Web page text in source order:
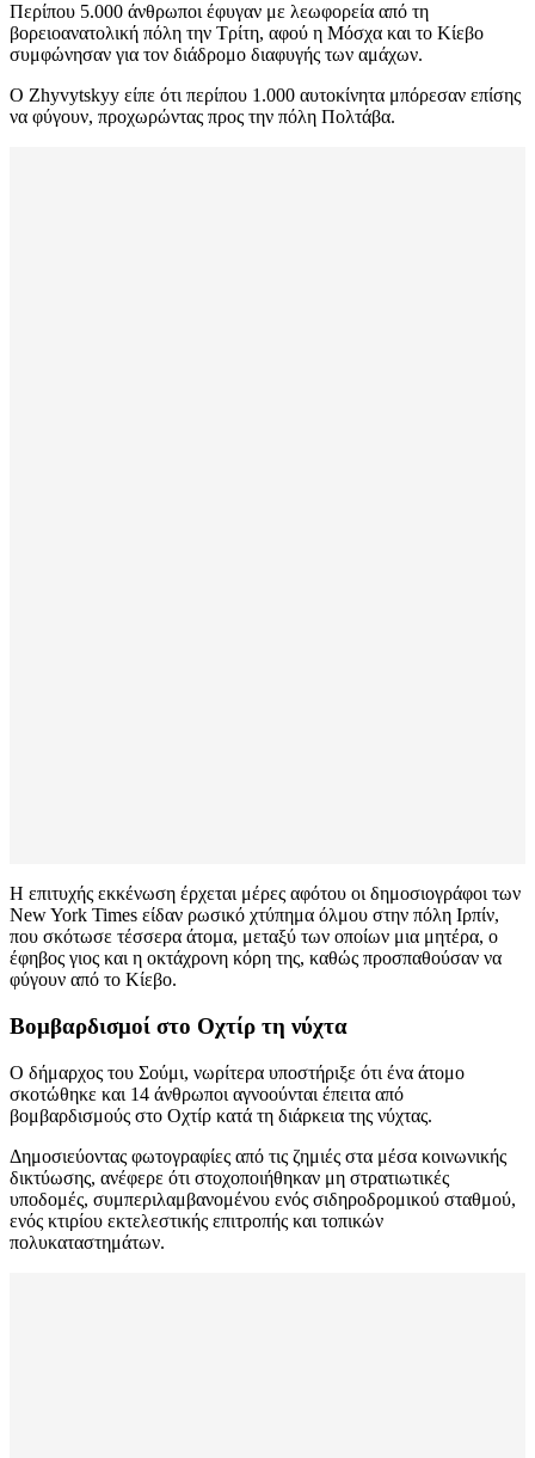
Περίπου 5.000 άνθρωποι έφυγαν με λεωφορεία από τη
βορειοανατολική πόλη την Τρίτη, αφού η Μόσχα και το Κίεβο
συμφώνησαν για τον διάδρομο διαφυγής των αμάχων.
Ο Zhyvytskyy είπε ότι περίπου 1.000 αυτοκίνητα μπόρεσαν επίσης
να φύγουν, προχωρώντας προς την πόλη Πολτάβα.
Η επιτυχής εκκένωση έρχεται μέρες αφότου οι δημοσιογράφοι των
New York Times είδαν ρωσικό χτύπημα όλμου στην πόλη Ιρπίν,
που σκότωσε τέσσερα άτομα, μεταξύ των οποίων μια μητέρα, ο
έφηβος γιος και η οκτάχρονη κόρη της, καθώς προσπαθούσαν να
φύγουν από το Κίεβο.
Βομβαρδισμοί στο Οχτίρ τη νύχτα
Ο δήμαρχος του Σούμι, νωρίτερα υποστήριξε ότι ένα άτομο
σκοτώθηκε και 14 άνθρωποι αγνοούνται έπειτα από
βομβαρδισμούς στο Οχτίρ κατά τη διάρκεια της νύχτας.
Δημοσιεύοντας φωτογραφίες από τις ζημιές στα μέσα κοινωνικής
δικτύωσης, ανέφερε ότι στοχοποιήθηκαν μη στρατιωτικές
υποδομές, συμπεριλαμβανομένου ενός σιδηροδρομικού σταθμού,
ενός κτιρίου εκτελεστικής επιτροπής και τοπικών
πολυκαταστημάτων.